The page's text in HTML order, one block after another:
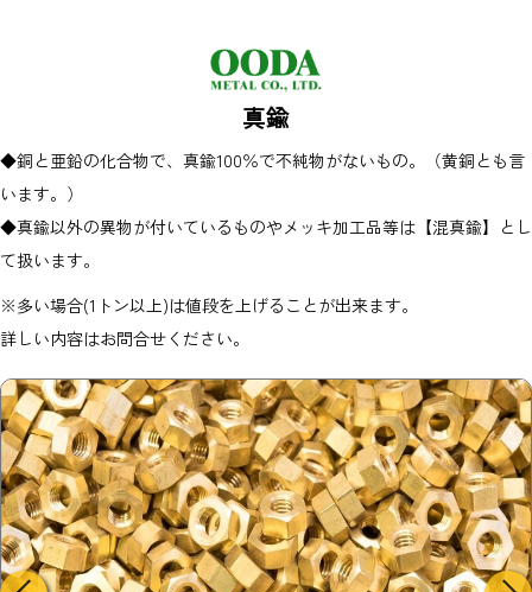
真鍮
◆銅と亜鉛の化合物で、真鍮100％で不純物がないもの。（黄銅とも言
います。）
◆真鍮以外の異物が付いているものやメッキ加工品等は【混真鍮】とし
て扱います。
※多い場合(1トン以上)は値段を上げることが出来ます。
詳しい内容はお問合せください。